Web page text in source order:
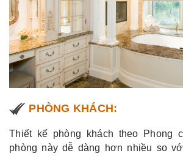
PHÒNG KHÁCH:
Thiết kế phòng khách theo Phong
phòng này dễ dàng hơn nhiều so